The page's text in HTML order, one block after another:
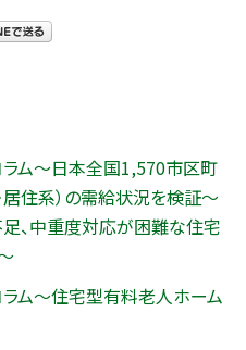
ム～日本全国1,570市区町
住系）の需給状況を検証～
、中重度対応が困難な住宅
ム～住宅型有料老人ホーム